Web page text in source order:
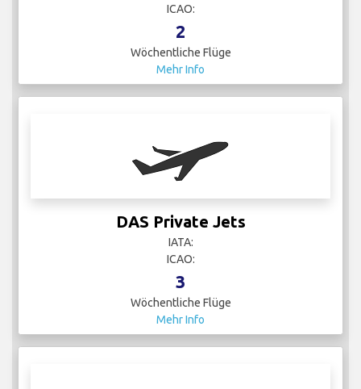
ICAO:
2
Wöchentliche Flüge
Mehr Info
DAS Private Jets
IATA:
ICAO:
3
Wöchentliche Flüge
Mehr Info